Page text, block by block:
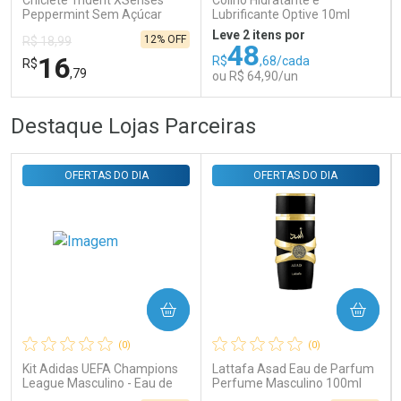
Peppermint Sem Açúcar
R$ 18,99
R$16,79
12% OFF
FECHAR
Laboratório
Comprar sem Desconto
Por R$ 16,79/cada
FECHAR
Por Menos
Comprar sem Desconto
Por R$ 16,79/cada
Lubrificante Optive 10ml
Leve 2 itens por
R$48,68/cada
ou R$ 64,90/un
Comprar sem Desconto
Por R$ 64,90/cada
Por Menos
Comprar sem Desconto
Por R$ 64,90/cada
Destaque Lojas Parceiras
(0)
Kit Adidas UEFA Champions
League Masculino - Eau de
Toilette 100ml + Shower Gel
OFERTAS DO DIA
COMPRAR
(0)
Lattafa Asad Eau de Parfum
Perfume Masculino 100ml
OFERTAS DO DIA
COMPRAR